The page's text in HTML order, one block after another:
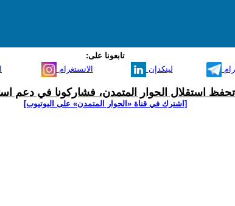
تابعونا على:
الانستغرام لينكدإن
تحفظ استقلال الحوار المتمدن، فشاركونا في دعم
[اشترك في قناة ‫«الحوار المتمدن» على اليوتيوب]